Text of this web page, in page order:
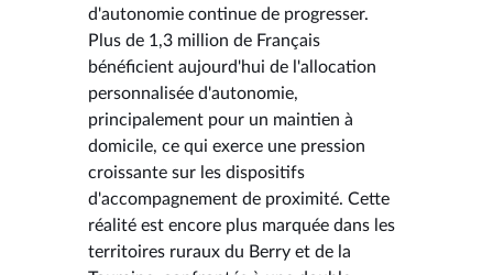
d'autonomie continue de progresser.
Plus de 1,3 million de Français
bénéficient aujourd'hui de l'allocation
personnalisée d'autonomie,
principalement pour un maintien à
domicile, ce qui exerce une pression
croissante sur les dispositifs
d'accompagnement de proximité. Cette
réalité est encore plus marquée dans les
territoires ruraux du Berry et de la